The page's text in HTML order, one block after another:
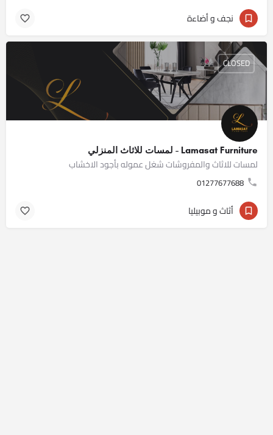
نجف و أضاءة
Lamasat Furniture - لمسات للاثاث المنزلي
لمسات للاثاث والمفروشات شغل عموله بأجود الاخشاب
01277677688
CLOSED
أثاث و موبيليا